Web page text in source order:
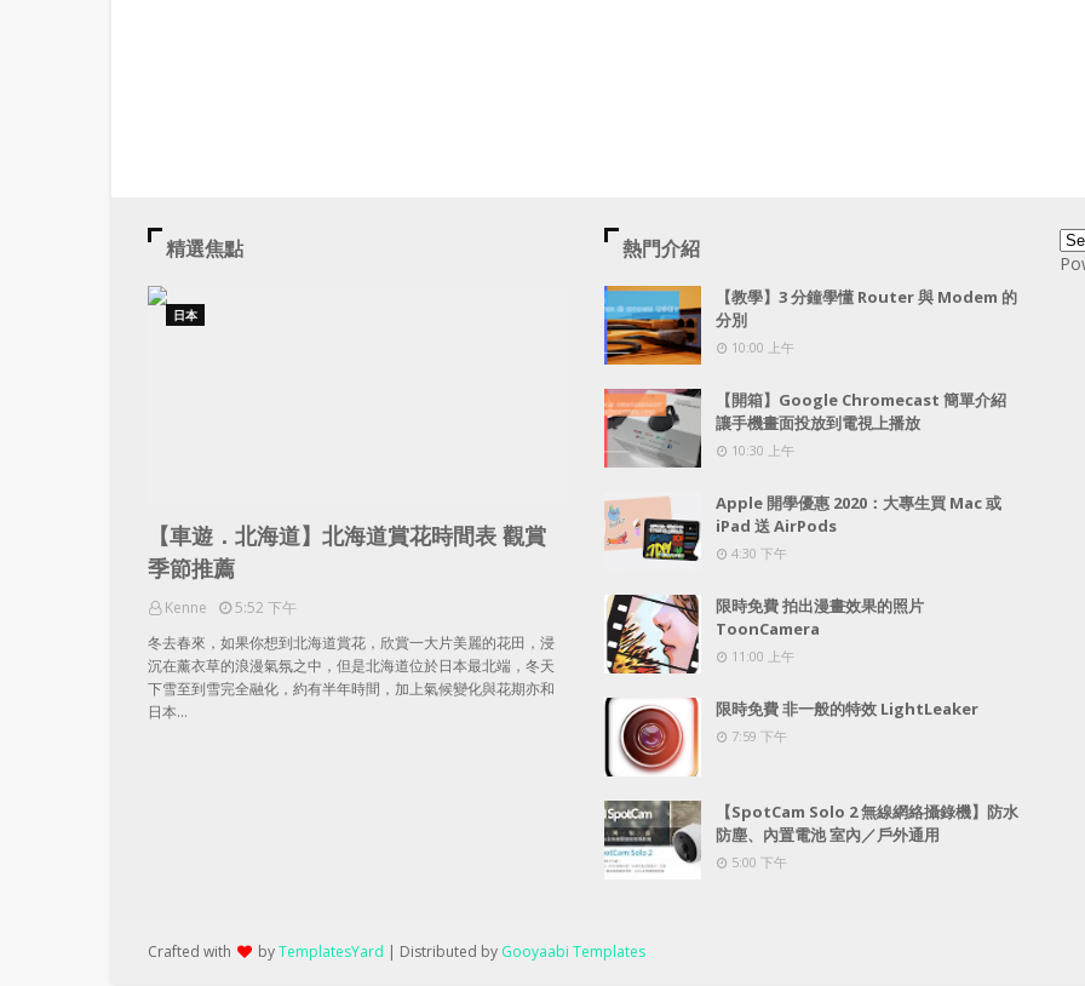
精選焦點
日本
【車遊．北海道】北海道賞花時間表 觀賞
季節推薦
Kenne
5:52 下午
冬去春來，如果你想到北海道賞花，欣賞一大片美麗的花田，浸
沉在薰衣草的浪漫氣氛之中，但是北海道位於日本最北端，冬天
下雪至到雪完全融化，約有半年時間，加上氣候變化與花期亦和
日本…
熱門介紹
【教學】3 分鐘學懂 Router 與 Modem 的
分別
10:00 上午
【開箱】Google Chromecast 簡單介紹
讓手機畫面投放到電視上播放
10:30 上午
Apple 開學優惠 2020：大專生買 Mac 或
iPad 送 AirPods
4:30 下午
限時免費 拍出漫畫效果的照片
ToonCamera
11:00 上午
限時免費 非一般的特效 LightLeaker
7:59 下午
【SpotCam Solo 2 無線網絡攝錄機】防水
防塵、內置電池 室內／戶外通用
5:00 下午
Crafted with byTemplatesYard | Distributed by Gooyaabi Templates